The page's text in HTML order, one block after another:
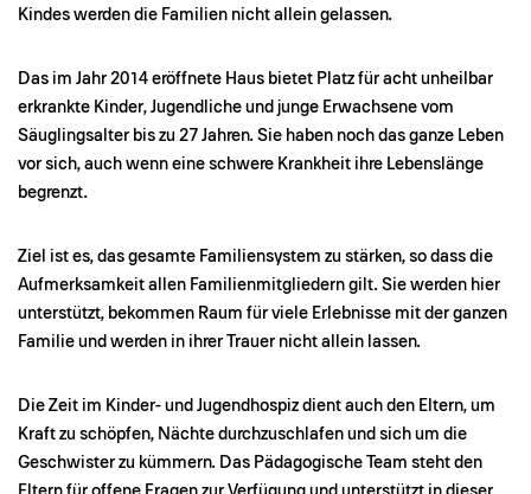
Kindes werden die Familien nicht allein gelassen.
Das im Jahr 2014 eröffnete Haus bietet Platz für acht unheilbar
erkrankte Kinder, Jugendliche und junge Erwachsene vom
Säuglingsalter bis zu 27 Jahren. Sie haben noch das ganze Leben
vor sich, auch wenn eine schwere Krankheit ihre Lebenslänge
begrenzt.
Ziel ist es, das gesamte Familiensystem zu stärken, so dass die
Aufmerksamkeit allen Familienmitgliedern gilt. Sie werden hier
unterstützt, bekommen Raum für viele Erlebnisse mit der ganzen
Familie und werden in ihrer Trauer nicht allein lassen.
Die Zeit im Kinder- und Jugendhospiz dient auch den Eltern, um
Kraft zu schöpfen, Nächte durchzuschlafen und sich um die
Geschwister zu kümmern. Das Pädagogische Team steht den